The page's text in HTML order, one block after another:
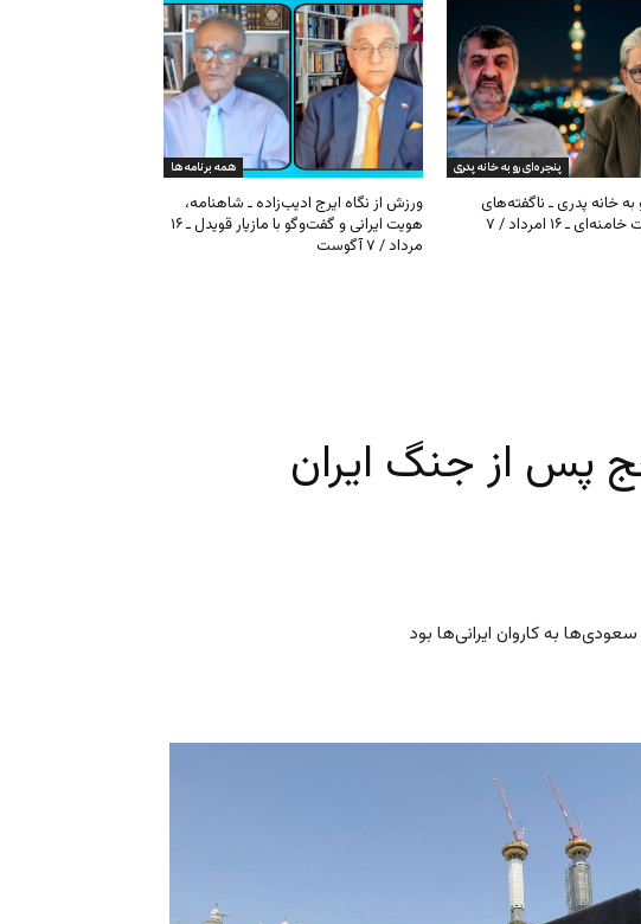
همه برنامه ها
ورزش از نگاه ایرج ادیب‌زاده ـ شاهنامه،
هویت ایرانی و گفت‌وگو با مازیار قویدل ـ ۱۶
مرداد / ۷ آگوست
پنجره‌ای رو به خانه پدری
به خانه پدری ـ ناگفته‌های
کیهان و بیت خامنه‌ای ـ ۱۶ امرداد / ۷